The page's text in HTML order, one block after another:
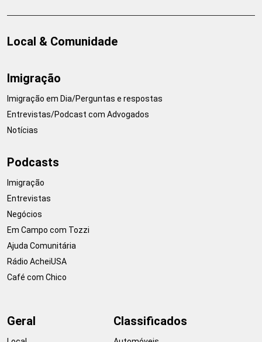
Local & Comunidade
Imigração
Imigração em Dia/Perguntas e respostas
Entrevistas/Podcast com Advogados
Notícias
Podcasts
Imigração
Entrevistas
Negócios
Em Campo com Tozzi
Ajuda Comunitária
Rádio AcheiUSA
Café com Chico
Geral Classificados